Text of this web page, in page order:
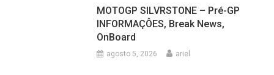
MOTOGP SILVRSTONE – Pré-GP
INFORMAÇÔES, Break News,
OnBoard
agosto 5, 2026 ariel